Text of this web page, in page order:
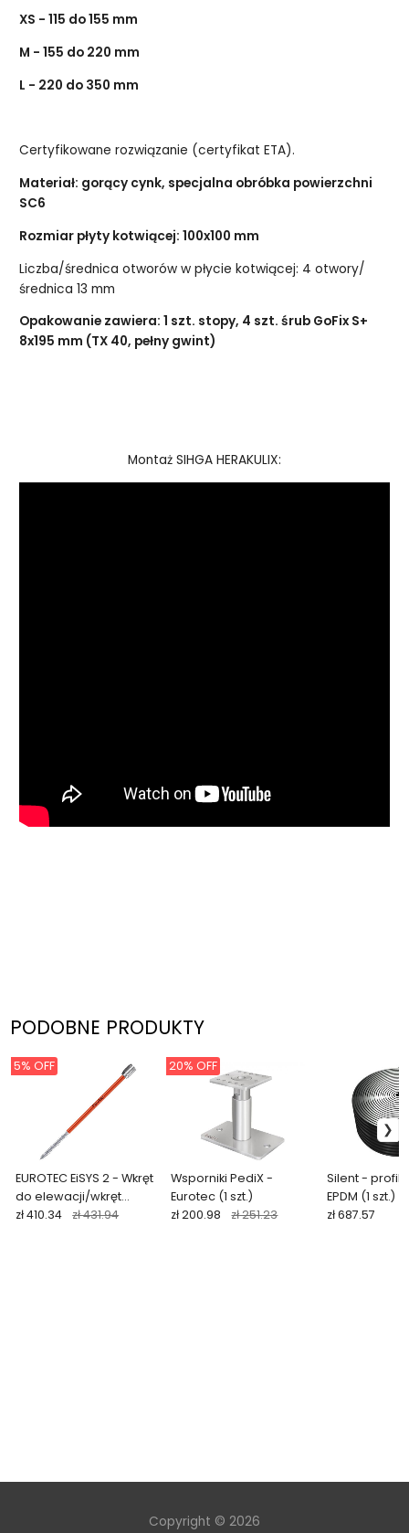
XS - 115 do 155 mm
M - 155 do 220 mm
L - 220 do 350 mm
Certyfikowane rozwiązanie (certyfikat ETA).
Materiał: gorący cynk, specjalna obróbka powierzchni
SC6
Rozmiar płyty kotwiącej: 100x100 mm
Liczba/średnica otworów w płycie kotwiącej: 4 otwory/
średnica 13 mm
Opakowanie zawiera: 1 szt. stopy, 4 szt. śrub GoFix S+
8x195 mm (TX 40, pełny gwint)
Montaż SIHGA HERAKULIX:
PODOBNE PRODUKTY
EUROTEC EiSYS 2 - Wkręt
do elewacji/wkręt
regulacjiny (50 szt.)
5% OFF
zł 410.34 zł 431.94
Wsporniki PediX -
Eurotec (1 szt.)
20% OFF
zł 200.98 zł 251.23
Silent - profil
EPDM (1 szt.)
zł 687.57
Copyright © 2026